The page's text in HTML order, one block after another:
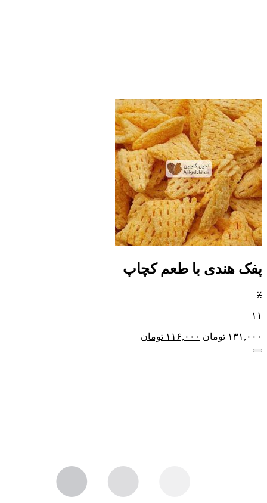
پفک هندی با طعم کچاپ
٪
۱۱
۱۳۱,۰۰۰ تومان ۱۱۶,۰۰۰ تومان